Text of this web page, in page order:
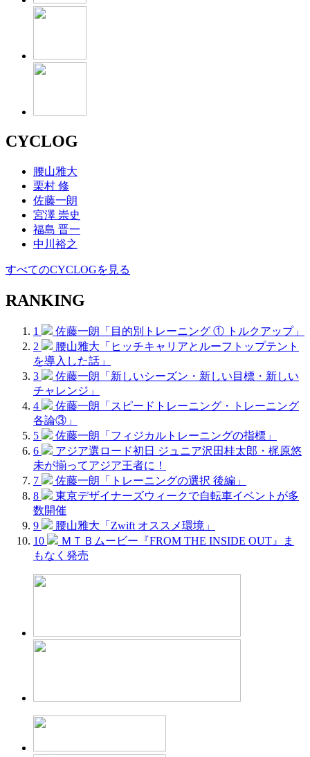
CYCLOG
腰山雅大
栗村 修
佐藤一朗
宮澤 崇史
福島 晋一
中川裕之
すべてのCYCLOGを見る
RANKING
1
佐藤一朗「目的別トレーニング ① トルクアップ」
2
腰山雅大「ヒッチキャリアとルーフトップテント
を導入した話」
3
佐藤一朗「新しいシーズン・新しい目標・新しい
チャレンジ」
4
佐藤一朗「スピードトレーニング・トレーニング
各論③」
5
佐藤一朗「フィジカルトレーニングの指標」
6
アジア選ロード初日 ジュニア沢田桂太郎・梶原悠
未が揃ってアジア王者に！
7
佐藤一朗「トレーニングの選択 後編」
8
東京デザイナーズウィークで自転車イベントが多
数開催
9
腰山雅大「Zwift オススメ環境」
10
ＭＴＢムービー『FROM THE INSIDE OUT』ま
もなく発売